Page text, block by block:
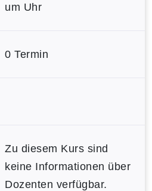
um Uhr
0 Termin
Zu diesem Kurs sind
keine Informationen über
Dozenten verfügbar.